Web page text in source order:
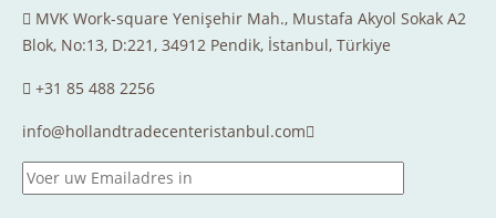
MVK Work-square Yenişehir Mah., Mustafa Akyol Sokak A2
Blok, No:13, D:221, 34912 Pendik, İstanbul, Türkiye
+31 85 488 2256
info@hollandtradecenteristanbul.com